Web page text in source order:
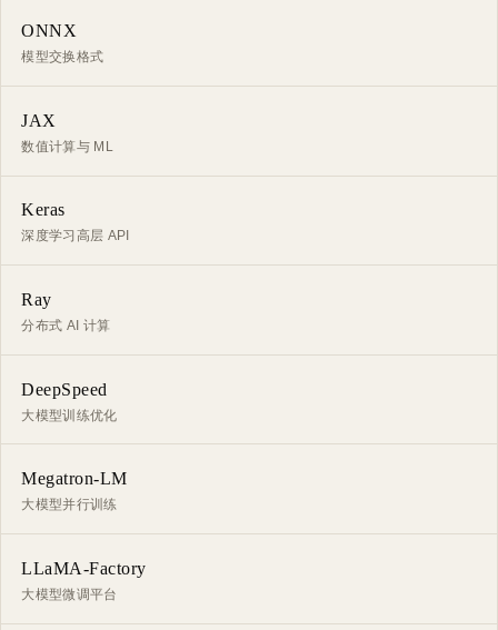
ONNX
模型交换格式
JAX
数值计算与 ML
Keras
深度学习高层 API
Ray
分布式 AI 计算
DeepSpeed
大模型训练优化
Megatron-LM
大模型并行训练
LLaMA-Factory
大模型微调平台